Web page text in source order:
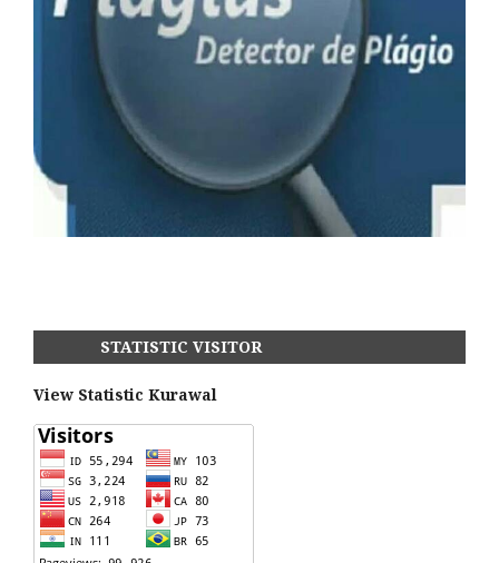
STATISTIC VISITOR
View Statistic Kurawal